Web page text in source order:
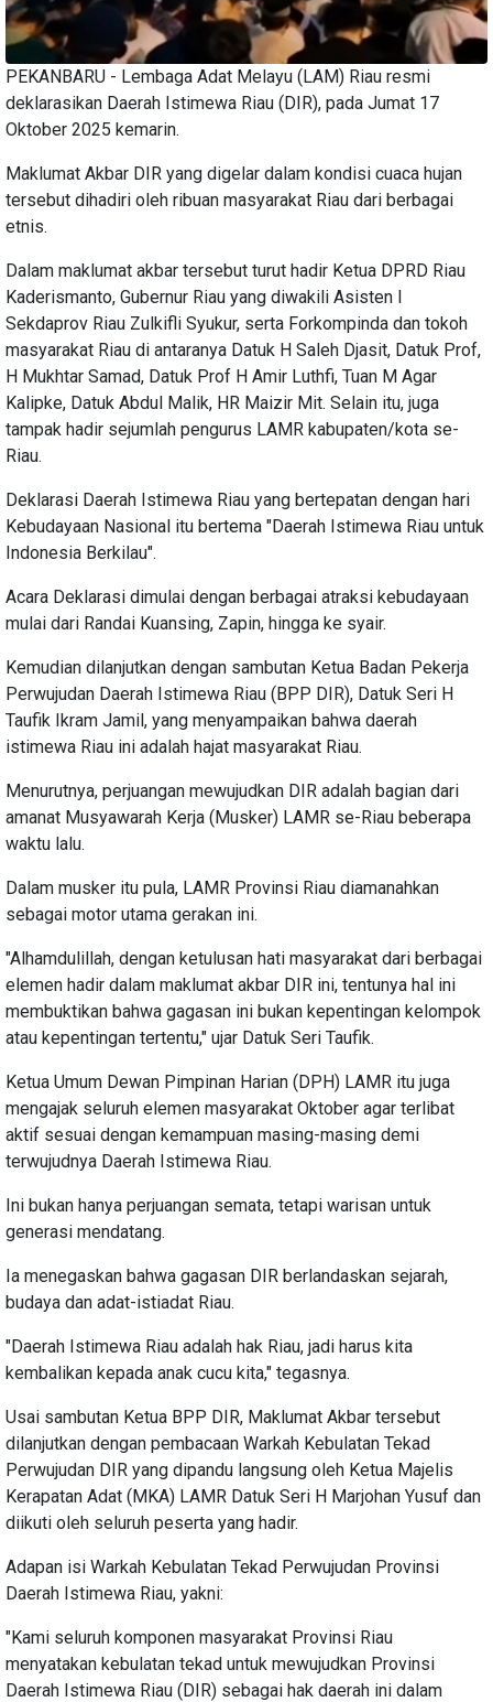
PEKANBARU - Lembaga Adat Melayu (LAM) Riau resmi
deklarasikan Daerah Istimewa Riau (DIR), pada Jumat 17
Oktober 2025 kemarin.
Maklumat Akbar DIR yang digelar dalam kondisi cuaca hujan
tersebut dihadiri oleh ribuan masyarakat Riau dari berbagai
etnis.
Dalam maklumat akbar tersebut turut hadir Ketua DPRD Riau
Kaderismanto, Gubernur Riau yang diwakili Asisten I
Sekdaprov Riau Zulkifli Syukur, serta Forkompinda dan tokoh
masyarakat Riau di antaranya Datuk H Saleh Djasit, Datuk Prof,
H Mukhtar Samad, Datuk Prof H Amir Luthfi, Tuan M Agar
Kalipke, Datuk Abdul Malik, HR Maizir Mit. Selain itu, juga
tampak hadir sejumlah pengurus LAMR kabupaten/kota se-
Riau.
Deklarasi Daerah Istimewa Riau yang bertepatan dengan hari
Kebudayaan Nasional itu bertema "Daerah Istimewa Riau untuk
Indonesia Berkilau".
Acara Deklarasi dimulai dengan berbagai atraksi kebudayaan
mulai dari Randai Kuansing, Zapin, hingga ke syair.
Kemudian dilanjutkan dengan sambutan Ketua Badan Pekerja
Perwujudan Daerah Istimewa Riau (BPP DIR), Datuk Seri H
Taufik Ikram Jamil, yang menyampaikan bahwa daerah
istimewa Riau ini adalah hajat masyarakat Riau.
Menurutnya, perjuangan mewujudkan DIR adalah bagian dari
amanat Musyawarah Kerja (Musker) LAMR se-Riau beberapa
waktu lalu.
Dalam musker itu pula, LAMR Provinsi Riau diamanahkan
sebagai motor utama gerakan ini.
"Alhamdulillah, dengan ketulusan hati masyarakat dari berbagai
elemen hadir dalam maklumat akbar DIR ini, tentunya hal ini
membuktikan bahwa gagasan ini bukan kepentingan kelompok
atau kepentingan tertentu," ujar Datuk Seri Taufik.
Ketua Umum Dewan Pimpinan Harian (DPH) LAMR itu juga
mengajak seluruh elemen masyarakat Oktober agar terlibat
aktif sesuai dengan kemampuan masing-masing demi
terwujudnya Daerah Istimewa Riau.
Ini bukan hanya perjuangan semata, tetapi warisan untuk
generasi mendatang.
Ia menegaskan bahwa gagasan DIR berlandaskan sejarah,
budaya dan adat-istiadat Riau.
"Daerah Istimewa Riau adalah hak Riau, jadi harus kita
kembalikan kepada anak cucu kita," tegasnya.
Usai sambutan Ketua BPP DIR, Maklumat Akbar tersebut
dilanjutkan dengan pembacaan Warkah Kebulatan Tekad
Perwujudan DIR yang dipandu langsung oleh Ketua Majelis
Kerapatan Adat (MKA) LAMR Datuk Seri H Marjohan Yusuf dan
diikuti oleh seluruh peserta yang hadir.
Adapan isi Warkah Kebulatan Tekad Perwujudan Provinsi
Daerah Istimewa Riau, yakni:
"Kami seluruh komponen masyarakat Provinsi Riau
menyatakan kebulatan tekad untuk mewujudkan Provinsi
Daerah Istimewa Riau (DIR) sebagai hak daerah ini dalam